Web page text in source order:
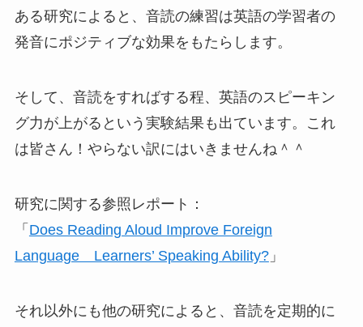
ある研究によると、音読の練習は英語の学習者の
発音にポジティブな効果をもたらします。
そして、音読をすればする程、英語のスピーキン
グ力が上がるという実験結果も出ています。これ
は皆さん！やらない訳にはいきませんね＾＾
研究に関する参照レポート：
「 Does Reading Aloud Improve Foreign
Language Learners’ Speaking Ability?」
それ以外にも他の研究によると、音読を定期的に